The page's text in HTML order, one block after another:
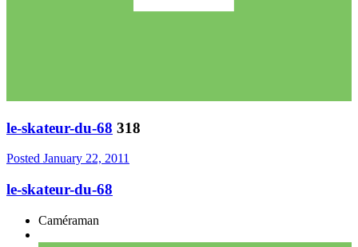
le-skateur-du-68 318
Posted January 22, 2011
le-skateur-du-68
Caméraman